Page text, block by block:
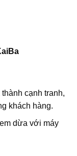
cạnh tranh,
khách hàng.
dừa với máy